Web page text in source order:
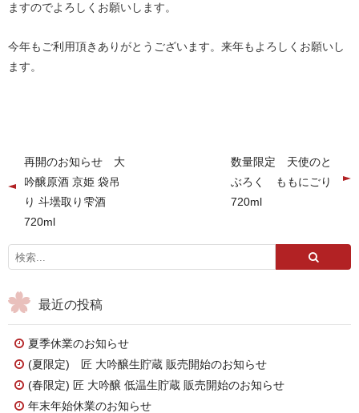
ますのでよろしくお願いします。
今年もご利用頂きありがとうございます。来年もよろしくお願いし
ます。
再開のお知らせ 大
吟醸原酒 京姫 袋吊
り 斗壜取り雫酒
720ml
数量限定 天使のと
ぶろく ももにごり
720ml
最近の投稿
夏季休業のお知らせ
(夏限定) 匠 大吟醸生貯蔵 販売開始のお知らせ
(春限定) 匠 大吟醸 低温生貯蔵 販売開始のお知らせ
年末年始休業のお知らせ